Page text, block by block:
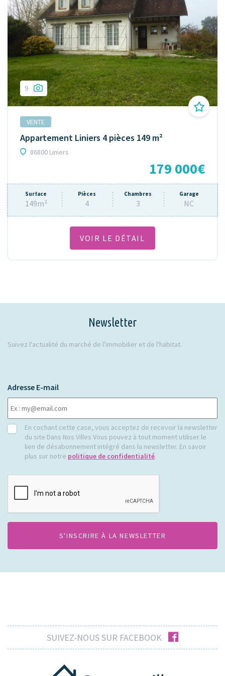
9
VENTE
Appartement Liniers 4 pièces 149 m²
86800 Liniers
179 000€
Surface
149m²
Pièces
4
Chambres
3
Garage
NC
VOIR LE DÉTAIL
Newsletter
Suivez l'actualité du marché de l'immobilier et de l'habitat.
Adresse E-mail
RGPDEn cochant cette case, vous acceptez de recevoir la newsletter
du site Dans Nos Villes Vous pouvez à tout moment utiliser le
lien de désabonnement intégré dans la newsletter. En savoir
plus sur notre politique de confidentialité.
CAPTCHA
SUIVEZ-NOUS SUR FACEBOOK facebook